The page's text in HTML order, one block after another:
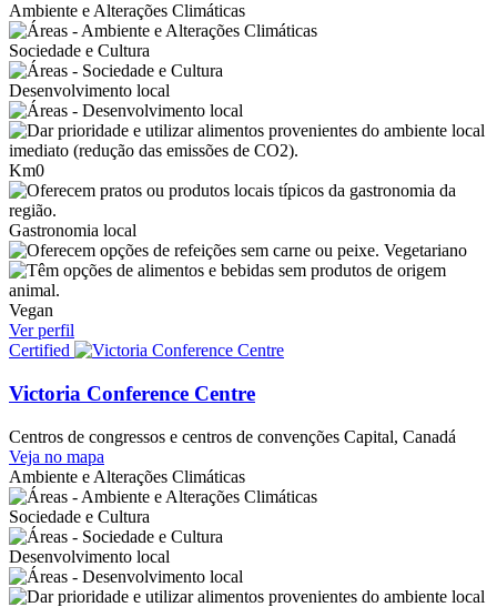
Ambiente e Alterações Climáticas
Sociedade e Cultura
Desenvolvimento local
Km0
Gastronomia local
Vegetariano
Vegan
Ver perfil
Certified
Victoria Conference Centre
Centros de congressos e centros de convenções Capital, Canadá
Veja no mapa
Ambiente e Alterações Climáticas
Sociedade e Cultura
Desenvolvimento local